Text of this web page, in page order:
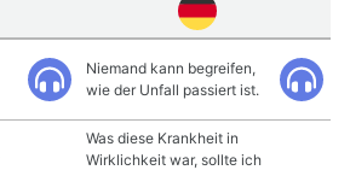
Niemand kann begreifen,
wie der Unfall passiert ist.
Was diese Krankheit in
Wirklichkeit war, sollte ich